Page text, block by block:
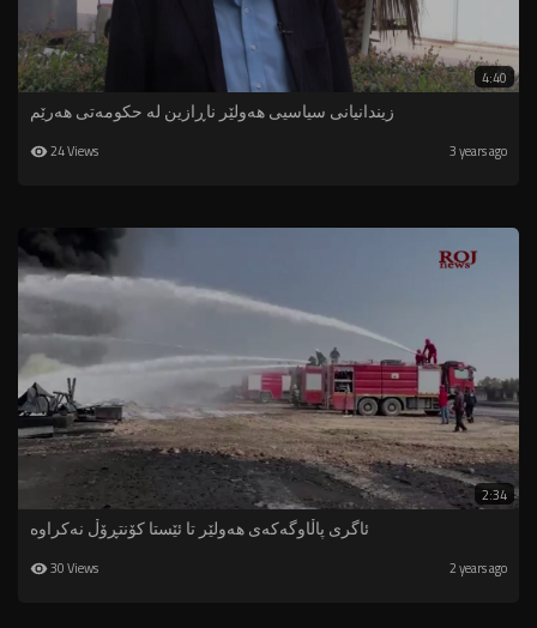
4:40
زیندانیانی سیاسیی هەولێر ناڕازین لە حکومەتی هەرێم
24 Views 3 years ago
2:34
ئاگری پاڵاوگەکەی هەولێر تا ئێستا کۆنتڕۆڵ نەکراوە
30 Views 2 years ago